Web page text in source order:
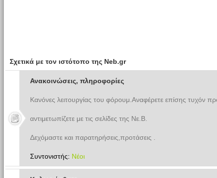
Σχετικά με τον ιστότοπο της Neb.gr
Ανακοινώσεις, πληροφορίες
Κανόνες λειτουργίας του φόρουμ.Αναφέρετε επίσης τυχόν
αντιμετωπίζετε με τις σελίδες της Νε.Β.
Δεχόμαστε και παρατηρήσεις,προτάσεις .
Συντονιστής: Νέοι